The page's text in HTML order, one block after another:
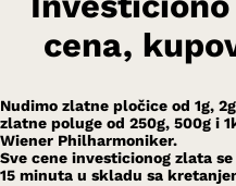
cena,
Nudimo zlatne pločice od 1g,
zlatne poluge od 250g, 500g i
Wiener Philharmoniker.
Sve cene investicionog zlata
15 minuta u skladu sa